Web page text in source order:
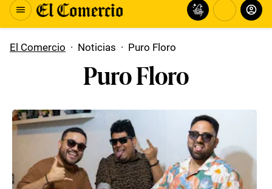
El Comercio · Noticias · Puro Floro
Puro Floro